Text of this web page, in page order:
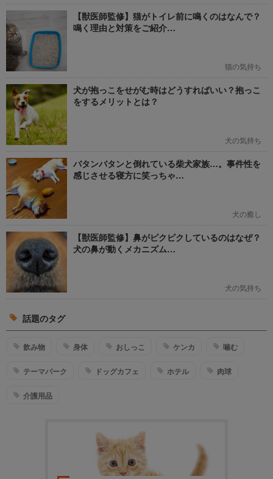
【獣医師監修】猫がトイレ前に鳴くのはなんで？
鳴く理由と対策をご紹介…
猫の気持ち
犬が抱っこをせがむ時はどうすればいい？抱っこ
をするメリットとは？
犬の気持ち
バタンバタンと倒れている柴犬家族…。事件性を
感じさせる寝方に笑っちゃ…
犬の癒し
【獣医師監修】鼻がピクピクしているのはなぜ？
犬の鼻が動くメカニズム…
犬の気持ち
話題のタグ
飲み物 身体 おしっこ ケンカ 噛む
テーマパーク ドッグカフェ ホテル 肉球
介護用品